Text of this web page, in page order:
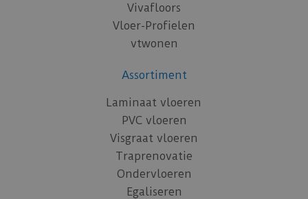
Vivafloors
Vloer-Profielen
vtwonen
Assortiment
Laminaat vloeren
PVC vloeren
Visgraat vloeren
Traprenovatie
Ondervloeren
Egaliseren